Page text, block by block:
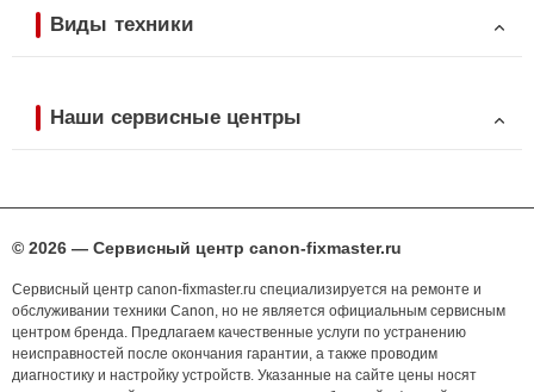
Виды техники
Наши сервисные центры
© 2026 — Сервисный центр canon-fixmaster.ru
Сервисный центр canon-fixmaster.ru специализируется на ремонте и
обслуживании техники Canon, но не является официальным сервисным
центром бренда. Предлагаем качественные услуги по устранению
неисправностей после окончания гарантии, а также проводим
диагностику и настройку устройств. Указанные на сайте цены носят